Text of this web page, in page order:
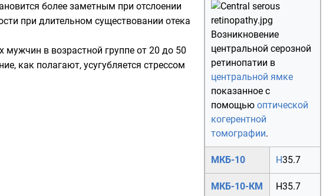
Возникновение
центральной серозной
ретинопатии в
центральной ямке
показанное с
помощью оптической
когерентной
томографии.
МКБ-10 H35.7
МКБ-10-КМ H35.7
более заметным при отслоении
при длительном существовании отека
мужчин в возрастной группе от 20 до 50
как полагают, усугубляется стрессом